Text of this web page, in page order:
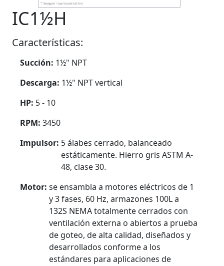
IC1½H
Características:
Succión: 1½" NPT
Descarga: 1½" NPT vertical
HP: 5 - 10
RPM: 3450
Impulsor: 5 álabes cerrado, balanceado
estáticamente. Hierro gris ASTM A-
48, clase 30.
Motor: se ensambla a motores eléctricos de 1
y 3 fases, 60 Hz, armazones 100L a
132S NEMA totalmente cerrados con
ventilación externa o abiertos a prueba
de goteo, de alta calidad, diseñados y
desarrollados conforme a los
estándares para aplicaciones de